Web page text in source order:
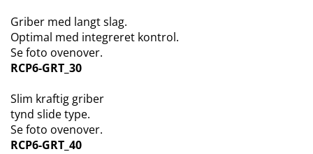
Griber med langt slag.
Optimal med integreret kontrol.
Se foto ovenover.
RCP6-GRT_30
Slim kraftig griber
tynd slide type.
Se foto ovenover.
RCP6-GRT_40